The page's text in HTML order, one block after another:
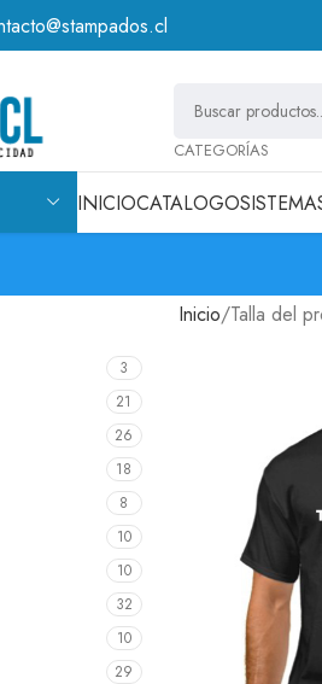
CATEGORÍAS
INICIOCATALOGO
3
21
26
18
8
10
10
32
10
29
Inicio Talla del